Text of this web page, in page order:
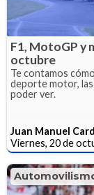
F1, MotoGP y
octubre
Te contamos
deporte motor,
poder ver.
Juan Manuel
Viernes, 20 de